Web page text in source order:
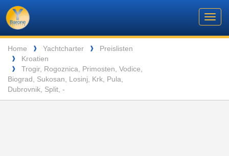
Barone
Yachting
Navigation
Breadcrumb
Home ❱ Yachtcharter ❱ Preislisten
❱ Kroatien
❱
Trogir, Rogoznica, Primosten, Vodice,
Biograd, Sukosan, Losinj, Krk, Pula,
Dubrovnik, Split, -